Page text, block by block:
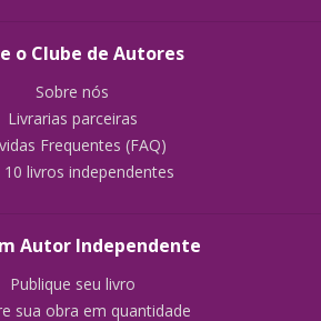
o Clube de Autores
Sobre nós
Livrarias parceiras
Frequentes (FAQ)
10 livros independentes
Autor Independente
Publique seu livro
sua obra em quantidade